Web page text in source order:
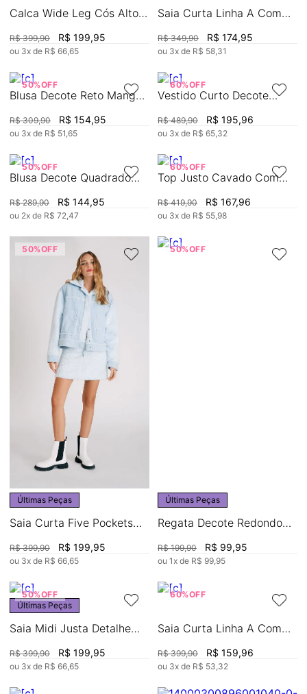
Calca Wide Leg Cós Alto
R$ 399,90 R$ 199,95
ou 3x de R$ 66 65
Saia Curta Linha A Com
R$ 349,90 R$ 174,95
ou 3x de R$ 58 31
50%OFF
Blusa Decote Reto Manga
R$ 309,90 R$ 154,95
ou 3x de R$ 51 65
60%OFF
Vestido Curto Decote
R$ 489,90 R$ 195,96
ou 3x de R$ 65 32
50%OFF
Blusa Decote Quadrado
Decote
R$ 289,90 R$ 144,95
ou 2x de R$ 72 47
60%OFF
Top Justo Cavado Com
R$ 419,90 R$ 167,96
ou 3x de R$ 55 98
50%OFF
Últimas Peças
Saia Curta Five Pockets
R$ 399,90 R$ 199,95
ou 3x de R$ 66,65
50%OFF
Últimas Peças
Regata Decote Redondo
R$ 199,90 R$ 99,95
ou 1x de R$ 99,95
50%OFF
Últimas Peças
Saia Midi Justa Detalhe
R$ 399,90 R$ 199,95
ou 3x de R$ 66,65
60%OFF
Saia Curta Linha A Com
R$ 399,90 R$ 159,96
ou 3x de R$ 53,32